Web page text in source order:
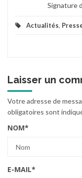
Signature
Actualités,
Laisser un
Votre adresse de
obligatoires sont
NOM*
E-MAIL*